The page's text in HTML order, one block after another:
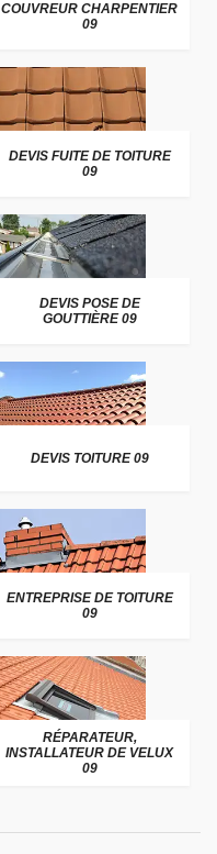
COUVREUR CHARPENTIER
09
DEVIS FUITE DE TOITURE
09
DEVIS POSE DE
GOUTTIÈRE 09
DEVIS TOITURE 09
ENTREPRISE DE TOITURE
09
RÉPARATEUR,
INSTALLATEUR DE VELUX
09